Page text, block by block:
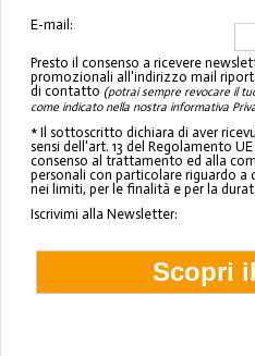
E-mail:
Presto il consenso a ricevere
promozionali all'indirizzo mail
di contatto (potrai sempre revocare il
come indicato nella nostra informativa
* Il sottoscritto dichiara di aver
sensi dell'art. 13 del Regolamento
consenso al trattamento ed alla
personali con particolare riguardo
nei limiti, per le finalità e per la
Iscrivimi alla Newsletter: